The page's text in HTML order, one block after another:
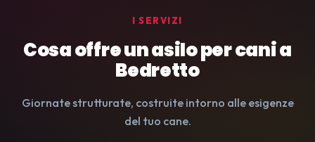
I SERVIZI
Cosa offre un asilo per cani a
Bedretto
Giornate strutturate, costruite intorno alle esigenze
del tuo cane.